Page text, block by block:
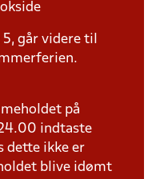
går videre til
på
indtaste
dette ikke er
blive idømt